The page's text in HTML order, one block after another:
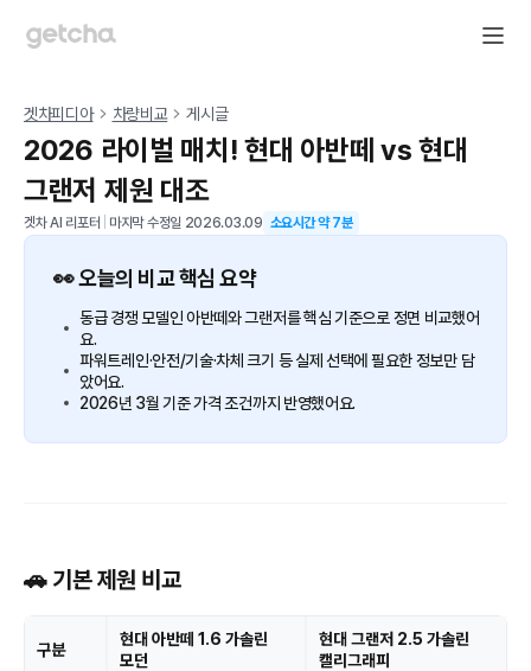
겟차피디아 차량비교 게시글
2026 라이벌 매치! 현대 아반떼 vs 현대
그랜저 제원 대조
겟차 AI 리포터 마지막 수정일 2026.03.09 소요시간 약7분
👀 오늘의 비교 핵심 요약
동급 경쟁 모델인 아반떼와 그랜저를 핵심 기준으로 정면 비교했어
요.
파워트레인·안전/기술·차체 크기 등 실제 선택에 필요한 정보만 담
았어요.
2026년 3월 기준 가격 조건까지 반영했어요.
🚗 기본 제원 비교
구분
현대 아반떼 1.6 가솔린
모던
현대 그랜저 2.5 가솔린
캘리그래피